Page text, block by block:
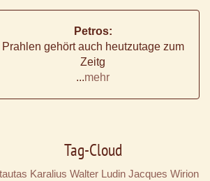
Petros:
Prahlen gehört auch heutzutage zum
Zeitg
...mehr
Tag-Cloud
Karalius Walter Ludin Jacques Wirion